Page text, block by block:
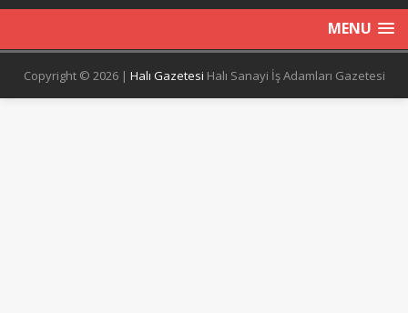
MENU
Copyright © 2026 | Halı Gazetesi Halı Sanayi İş Adamları Gazetesi